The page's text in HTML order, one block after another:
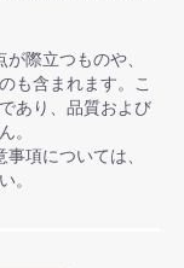
際立つものや、
も含まれます。こ
あり、品質および
。
項については、
。